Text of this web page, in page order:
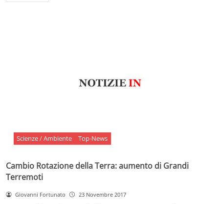
Scienze / Ambiente Top-News
Cambio Rotazione della Terra: aumento di Grandi
Terremoti
Giovanni Fortunato 23 Novembre 2017